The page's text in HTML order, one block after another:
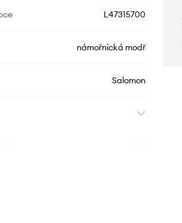
L47315700
námořnická modř
Salomon